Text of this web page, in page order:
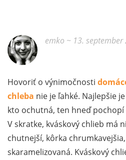
emko ~ 13.
Hovoriť o výnimočnosti
chleba nie je ľahké. Najlepšie
kto ochutná, ten hneď pochopí
V skratke, kváskový chlieb má
chutnejší, kôrka
skaramelizovaná. Kváskový